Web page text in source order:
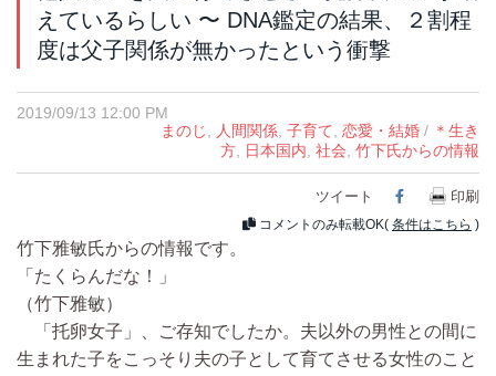
えているらしい 〜 DNA鑑定の結果、２割程
度は父子関係が無かったという衝撃
2019/09/13 12:00 PM
まのじ, 人間関係, 子育て, 恋愛・結婚 / ＊生き
方, 日本国内, 社会, 竹下氏からの情報
ツイート Facebook
印刷
コメントのみ転載OK( 条件はこちら )
竹下雅敏氏からの情報です。
「たくらんだな！」
（竹下雅敏）
「托卵女子」、ご存知でしたか。夫以外の男性との間に
生まれた子をこっそり夫の子として育てさせる女性のこと